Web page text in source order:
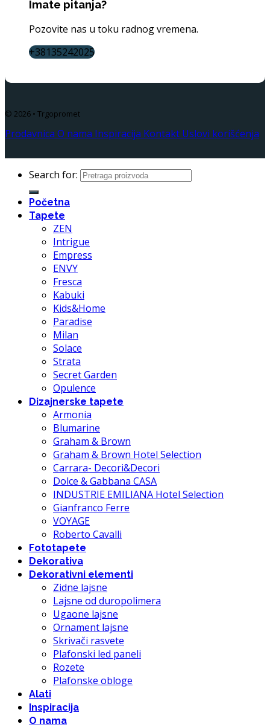
Imate pitanja?
Pozovite nas u toku radnog vremena.
+38135242025
© 2026 • Trgopromet
Prodavnica O nama Inspiracija Kontakt Uslovi korišćenja
Search for:
Početna
Tapete
ZEN
Intrigue
Empress
ENVY
Fresca
Kabuki
Kids&Home
Paradise
Milan
Solace
Strata
Secret Garden
Opulence
Dizajnerske tapete
Armonia
Blumarine
Graham & Brown
Graham & Brown Hotel Selection
Carrara- Decori&Decori
Dolce & Gabbana CASA
INDUSTRIE EMILIANA Hotel Selection
Gianfranco Ferre
VOYAGE
Roberto Cavalli
Fototapete
Dekorativa
Dekorativni elementi
Zidne lajsne
Lajsne od duropolimera
Ugaone lajsne
Ornament lajsne
Skrivači rasvete
Plafonski led paneli
Rozete
Plafonske obloge
Alati
Inspiracija
O nama